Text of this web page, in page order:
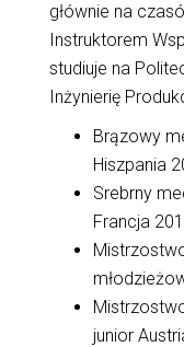
głównie na
Instruktorem
studiuje na
Inżynierię
Brązowy
Hiszpania
Srebrny
Francja
junior